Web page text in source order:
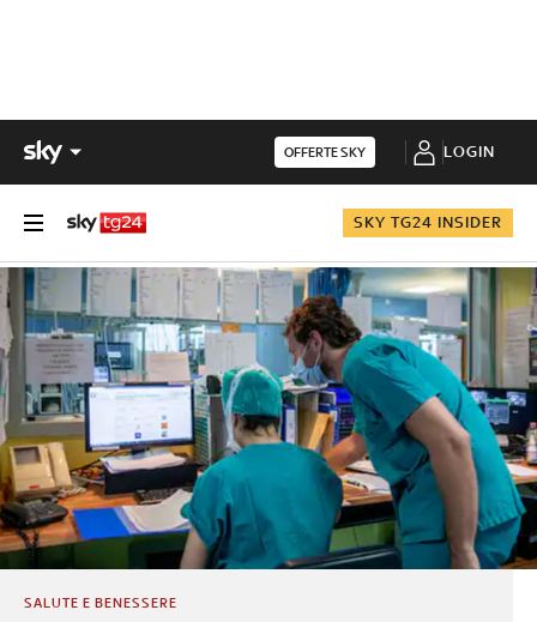
OFFERTE SKY LOGIN
SKY TG24 INSIDER
SALUTE E BENESSERE